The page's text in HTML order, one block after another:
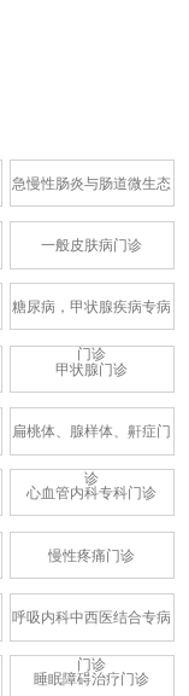
急慢性肠炎与肠道微生态
一般皮肤病门诊
糖尿病，甲状腺疾病专病
门诊
甲状腺门诊
扁桃体、腺样体、鼾症门
诊
心血管内科专科门诊
慢性疼痛门诊
呼吸内科中西医结合专病
门诊
睡眠障碍治疗门诊